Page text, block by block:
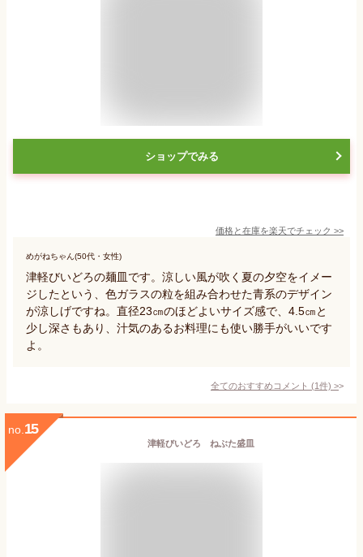
ショップでみる
価格と在庫を楽天でチェック >>
めがねちゃん(50代・女性)
津軽びいどろの麺皿です。涼しい風が吹く夏の夕空をイメー
ジしたという、色ガラスの粒を組み合わせた青系のデザイン
が涼しげですね。直径23㎝のほどよいサイズ感で、4.5㎝と
少し深さもあり、汁気のあるお料理にも使い勝手がいいです
よ。
全てのおすすめコメント (1件) >
no. 15
津軽びいどろ ねぶた盛皿